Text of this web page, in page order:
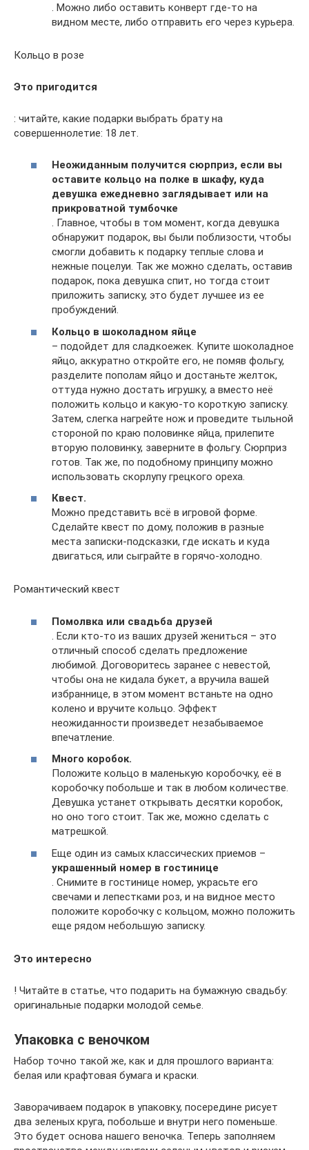
. Можно либо оставить конверт где-то на
видном месте, либо отправить его через курьера.
Кольцо в розе
Это пригодится
: читайте, какие подарки выбрать брату на
совершеннолетие: 18 лет.
Неожиданным получится сюрприз, если вы
оставите кольцо на полке в шкафу, куда
девушка ежедневно заглядывает или на
прикроватной тумбочке
. Главное, чтобы в том момент, когда девушка
обнаружит подарок, вы были поблизости, чтобы
смогли добавить к подарку теплые слова и
нежные поцелуи. Так же можно сделать, оставив
подарок, пока девушка спит, но тогда стоит
приложить записку, это будет лучшее из ее
пробуждений.
Кольцо в шоколадном яйце
– подойдет для сладкоежек. Купите шоколадное
яйцо, аккуратно откройте его, не помяв фольгу,
разделите пополам яйцо и достаньте желток,
оттуда нужно достать игрушку, а вместо неё
положить кольцо и какую-то короткую записку.
Затем, слегка нагрейте нож и проведите тыльной
стороной по краю половинке яйца, прилепите
вторую половинку, заверните в фольгу. Сюрприз
готов. Так же, по подобному принципу можно
использовать скорлупу грецкого ореха.
Квест.
Можно представить всё в игровой форме.
Сделайте квест по дому, положив в разные
места записки-подсказки, где искать и куда
двигаться, или сыграйте в горячо-холодно.
Романтический квест
Помолвка или свадьба друзей
. Если кто-то из ваших друзей жениться – это
отличный способ сделать предложение
любимой. Договоритесь заранее с невестой,
чтобы она не кидала букет, а вручила вашей
избраннице, в этом момент встаньте на одно
колено и вручите кольцо. Эффект
неожиданности произведет незабываемое
впечатление.
Много коробок.
Положите кольцо в маленькую коробочку, её в
коробочку побольше и так в любом количестве.
Девушка устанет открывать десятки коробок,
но оно того стоит. Так же, можно сделать с
матрешкой.
Еще один из самых классических приемов –
украшенный номер в гостинице
. Снимите в гостинице номер, украсьте его
свечами и лепестками роз, и на видное место
положите коробочку с кольцом, можно положить
еще рядом небольшую записку.
Это интересно
! Читайте в статье, что подарить на бумажную свадьбу:
оригинальные подарки молодой семье.
Упаковка с веночком
Набор точно такой же, как и для прошлого варианта:
белая или крафтовая бумага и краски.
Заворачиваем подарок в упаковку, посередине рисует
два зеленых круга, побольше и внутри него поменьше.
Это будет основа нашего веночка. Теперь заполняем